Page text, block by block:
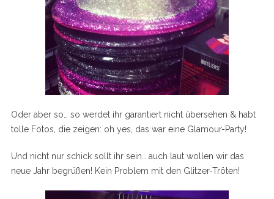
Oder aber so… so werdet ihr garantiert nicht übersehen & habt
tolle Fotos, die zeigen: oh yes, das war eine Glamour-Party!
Und nicht nur schick sollt ihr sein… auch laut wollen wir das
neue Jahr begrüßen! Kein Problem mit den Glitzer-Tröten!